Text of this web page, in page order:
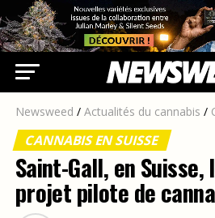
Newsweed / Actualités du cannabis /
CANNABIS EN SUISSE
Saint-Gall, en
projet pilote de